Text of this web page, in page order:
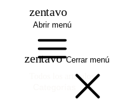
zentavo
Abrir menú
Todos los artículos
zentavo Cerrar menú